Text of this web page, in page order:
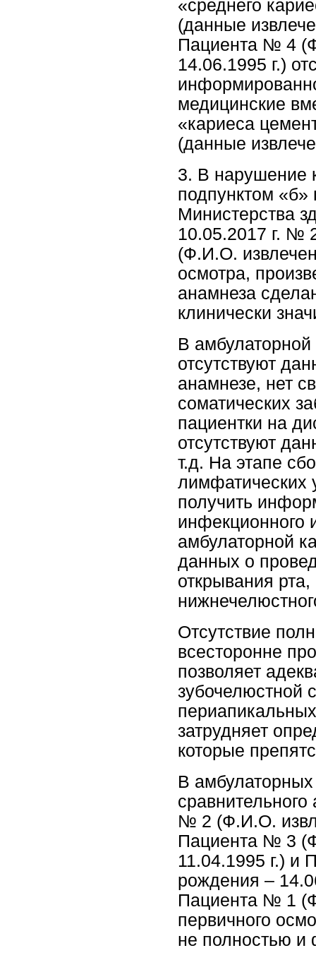
«среднего
(данные
Пациента № 4
14.06.1995 г.)
медицинские
«кариеса
(данные
3. В нарушение
подпунктом
Министерства
10.05.2017 г. №
(Ф.И.О.
осмотра,
анамнеза
клинически
В
отсутствуют
анамнезе, нет
соматических
пациентки на
отсутствуют
т.д. На этапе
лимфатических
получить
инфекционного
амбулаторной
данных о
открывания
Отсутствие
всесторонне
позволяет
зубочелюстной
затрудняет
которые
В
№ 2 (Ф.И.О.
Пациента № 3
11.04.1995 г.)
рождения –
Пациента № 1
первичного
не полностью